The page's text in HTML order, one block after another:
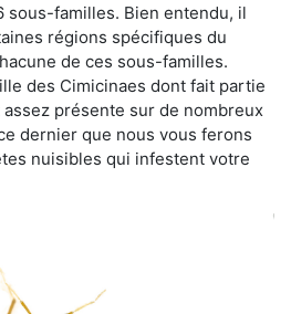
sous-familles. Bien entendu, il
régions spécifiques du
de ces sous-familles.
des Cimicinaes dont fait partie
présente sur de nombreux
dernier que nous vous ferons
nuisibles qui infestent votre